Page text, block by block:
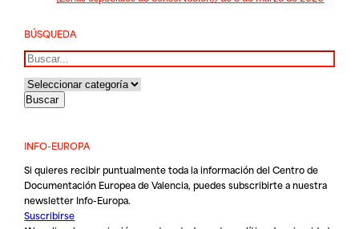
BÚSQUEDA
Buscar
INFO-EUROPA
Si quieres recibir puntualmente toda la información del Centro de
Documentación Europea de Valencia, puedes subscribirte a nuestra
newsletter Info-Europa.
Suscribirse